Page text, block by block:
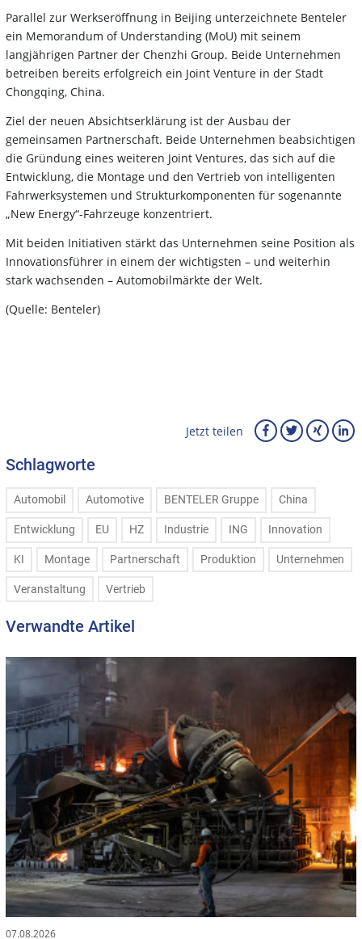
Parallel zur Werkseröffnung in Beijing unterzeichnete Benteler
ein Memorandum of Understanding (MoU) mit seinem
langjährigen Partner der Chenzhi Group. Beide Unternehmen
betreiben bereits erfolgreich ein Joint Venture in der Stadt
Chongqing, China.
Ziel der neuen Absichtserklärung ist der Ausbau der
gemeinsamen Partnerschaft. Beide Unternehmen beabsichtigen
die Gründung eines weiteren Joint Ventures, das sich auf die
Entwicklung, die Montage und den Vertrieb von intelligenten
Fahrwerksystemen und Strukturkomponenten für sogenannte
„New Energy“-Fahrzeuge konzentriert.
Mit beiden Initiativen stärkt das Unternehmen seine Position als
Innovationsführer in einem der wichtigsten – und weiterhin
stark wachsenden – Automobilmärkte der Welt.
(Quelle: Benteler)
Jetzt teilen
Schlagworte
Automobil Automotive BENTELER Gruppe China
Entwicklung EU HZ Industrie ING Innovation
KI Montage Partnerschaft Produktion Unternehmen
Veranstaltung Vertrieb
Verwandte Artikel
07.08.2026